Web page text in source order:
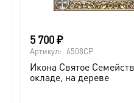
5 700₽
Артикул: 6508CP
Икона Святое
окладе, на дереве